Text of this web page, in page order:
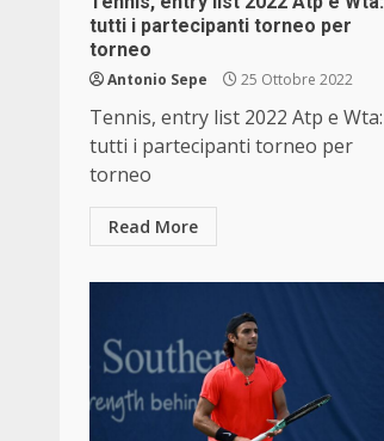
tutti i partecipanti torneo per
torneo
Antonio Sepe 25 Ottobre 2022
Tennis, entry list 2022 Atp e Wta:
tutti i partecipanti torneo per
torneo
Read More